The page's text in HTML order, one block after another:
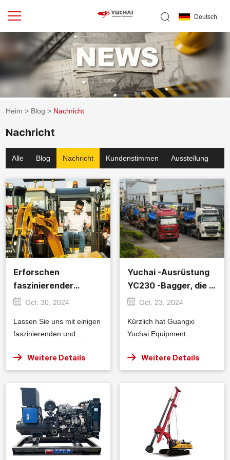
Deutsch
Heim > Blog > Nachricht
Nachricht
Alle Blog Nachricht Kundenstimmen Ausstellung
Erforschen
faszinierender
Fakten über Bagger
Oct. 30, 2024
Lassen Sie uns mit einigen
faszinierenden und
über Bagger eintauchen.
Weitere Details
Yuchai -Ausrüstung
YC230 -Bagger, die in
Ausland in Ausland
Oct. 23, 2024
Kürzlich hat Guangxi
Yuchai Equipment
erfolgreich eine Charge
YC230 -Bagger
werden hauptsächlich in
Ingenieurbauprojekten in
Übersee verwendet,
einschließlich des
Bauwesens, Brücken,
Tunnel und anderer
Weitere Details